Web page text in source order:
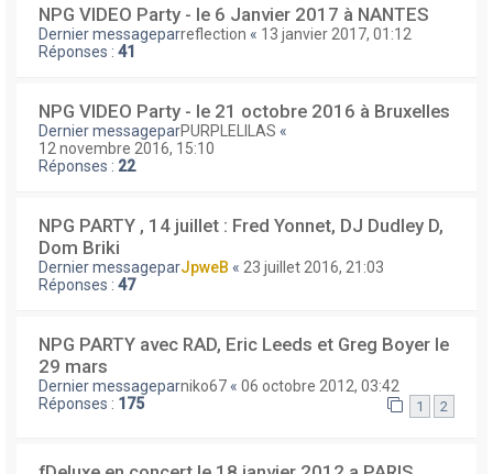
NPG VIDEO Party - le 6 Janvier 2017 à NANTES
Dernier messageparreflection « 13 janvier 2017, 01:12
Réponses : 41
NPG VIDEO Party - le 21 octobre 2016 à Bruxelles
Dernier messageparPURPLELILAS «
12 novembre 2016, 15:10
Réponses : 22
NPG PARTY , 14 juillet : Fred Yonnet, DJ Dudley D,
Dom Briki
Dernier messageparJpweB « 23 juillet 2016, 21:03
Réponses : 47
NPG PARTY avec RAD, Eric Leeds et Greg Boyer le
29 mars
Dernier messageparniko67 « 06 octobre 2012, 03:42
Réponses : 175 1 2